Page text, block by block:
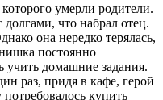
умерли родители.
что набрал отец.
она нередко терялась,
постоянно
домашние задания.
раз, придя в кафе, герой
купить